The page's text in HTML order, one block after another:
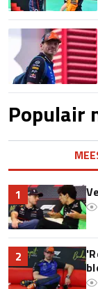
Populair
1
2